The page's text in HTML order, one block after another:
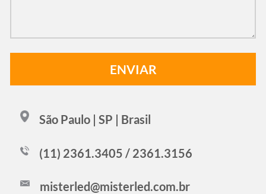
São Paulo | SP | Brasil
(11) 2361.3405 / 2361.3156
misterled@misterled.com.br